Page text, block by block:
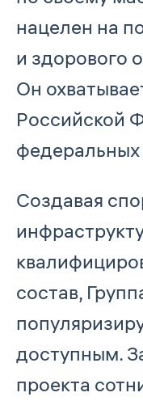
нацелен на
и здорового
Он
Российской
федеральных
Создавая
состав,
доступным.
проекта